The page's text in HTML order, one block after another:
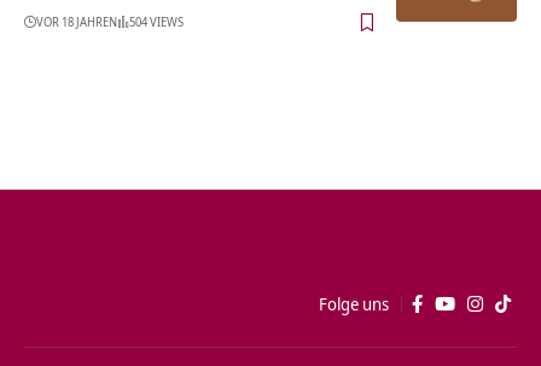
VOR 18 JAHREN 504 VIEWS
Folge uns